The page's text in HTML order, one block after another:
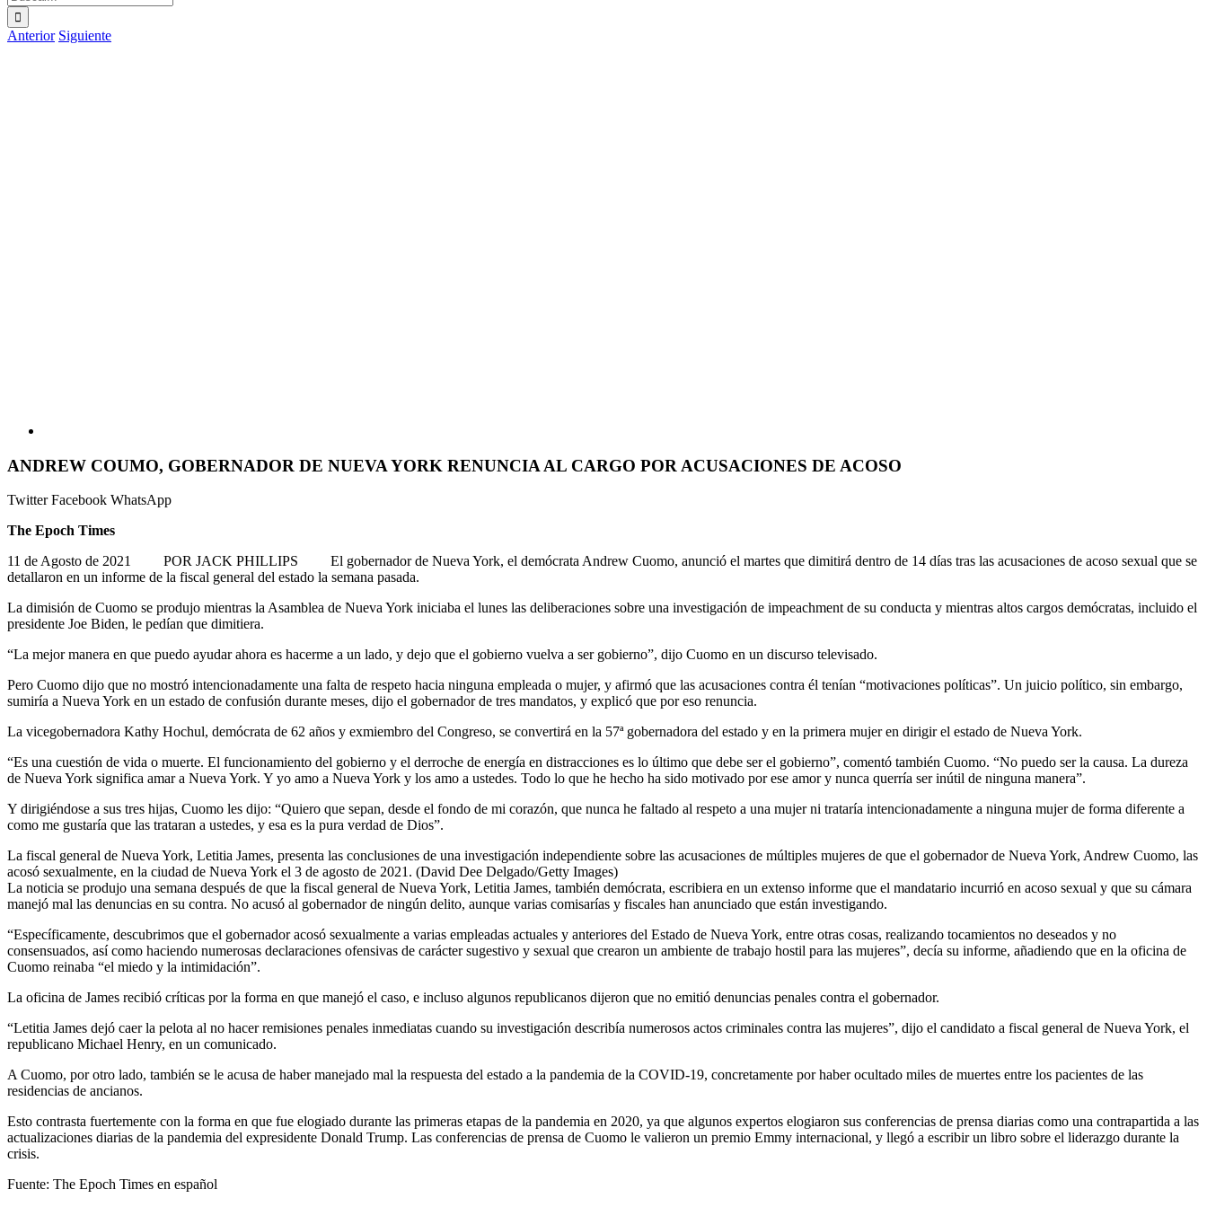
Anterior Siguiente
ANDREW COUMO, GOBERNADOR DE NUEVA YORK RENUNCIA AL CARGO POR ACUSACIONES DE ACOSO
TwitterFacebook WhatsApp
The Epoch Times
11 de Agosto de 2021 POR JACK PHILLIPS El gobernador de Nueva York, el demócrata Andrew Cuomo, anunció el martes que dimitirá dentro de 14 días tras las acusaciones de acoso sexual que se
detallaron en un informe de la fiscal general del estado la semana pasada.
La dimisión de Cuomo se produjo mientras la Asamblea de Nueva York iniciaba el lunes las deliberaciones sobre una investigación de impeachment de su conducta y mientras altos cargos demócratas, incluido el
presidente Joe Biden, le pedían que dimitiera.
“La mejor manera en que puedo ayudar ahora es hacerme a un lado, y dejo que el gobierno vuelva a ser gobierno”, dijo Cuomo en un discurso televisado.
Pero Cuomo dijo que no mostró intencionadamente una falta de respeto hacia ninguna empleada o mujer, y afirmó que las acusaciones contra él tenían “motivaciones políticas”. Un juicio político, sin embargo,
sumiría a Nueva York en un estado de confusión durante meses, dijo el gobernador de tres mandatos, y explicó que por eso renuncia.
La vicegobernadora Kathy Hochul, demócrata de 62 años y exmiembro del Congreso, se convertirá en la 57ª gobernadora del estado y en la primera mujer en dirigir el estado de Nueva York.
“Es una cuestión de vida o muerte. El funcionamiento del gobierno y el derroche de energía en distracciones es lo último que debe ser el gobierno”, comentó también Cuomo. “No puedo ser la causa. La dureza
de Nueva York significa amar a Nueva York. Y yo amo a Nueva York y los amo a ustedes. Todo lo que he hecho ha sido motivado por ese amor y nunca querría ser inútil de ninguna manera”.
Y dirigiéndose a sus tres hijas, Cuomo les dijo: “Quiero que sepan, desde el fondo de mi corazón, que nunca he faltado al respeto a una mujer ni trataría intencionadamente a ninguna mujer de forma diferente a
como me gustaría que las trataran a ustedes, y esa es la pura verdad de Dios”.
La fiscal general de Nueva York, Letitia James, presenta las conclusiones de una investigación independiente sobre las acusaciones de múltiples mujeres de que el gobernador de Nueva York, Andrew Cuomo, las
acosó sexualmente, en la ciudad de Nueva York el 3 de agosto de 2021. (David Dee Delgado/Getty Images)
La noticia se produjo una semana después de que la fiscal general de Nueva York, Letitia James, también demócrata, escribiera en un extenso informe que el mandatario incurrió en acoso sexual y que su cámara
manejó mal las denuncias en su contra. No acusó al gobernador de ningún delito, aunque varias comisarías y fiscales han anunciado que están investigando.
“Específicamente, descubrimos que el gobernador acosó sexualmente a varias empleadas actuales y anteriores del Estado de Nueva York, entre otras cosas, realizando tocamientos no deseados y no
consensuados, así como haciendo numerosas declaraciones ofensivas de carácter sugestivo y sexual que crearon un ambiente de trabajo hostil para las mujeres”, decía su informe, añadiendo que en la oficina de
Cuomo reinaba “el miedo y la intimidación”.
La oficina de James recibió críticas por la forma en que manejó el caso, e incluso algunos republicanos dijeron que no emitió denuncias penales contra el gobernador.
“Letitia James dejó caer la pelota al no hacer remisiones penales inmediatas cuando su investigación describía numerosos actos criminales contra las mujeres”, dijo el candidato a fiscal general de Nueva York, el
republicano Michael Henry, en un comunicado.
A Cuomo, por otro lado, también se le acusa de haber manejado mal la respuesta del estado a la pandemia de la COVID-19, concretamente por haber ocultado miles de muertes entre los pacientes de las
residencias de ancianos.
Esto contrasta fuertemente con la forma en que fue elogiado durante las primeras etapas de la pandemia en 2020, ya que algunos expertos elogiaron sus conferencias de prensa diarias como una contrapartida a las
actualizaciones diarias de la pandemia del expresidente Donald Trump. Las conferencias de prensa de Cuomo le valieron un premio Emmy internacional, y llegó a escribir un libro sobre el liderazgo durante la
crisis.
Fuente: The Epoch Times en español